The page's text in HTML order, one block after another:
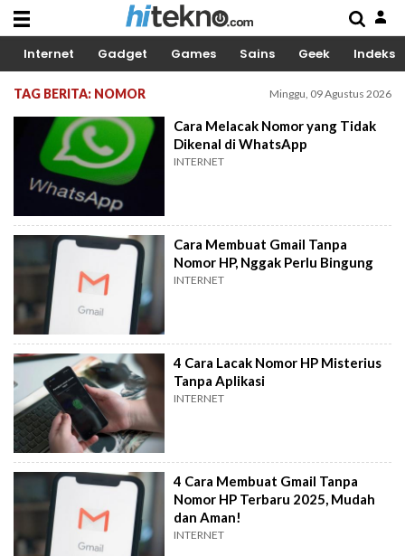
Internet Gadget Games Sains Geek Indeks
TAG BERITA: NOMOR Minggu, 09 Agustus 2026
Cara Melacak Nomor yang Tidak
Dikenal di WhatsApp
INTERNET
Cara Membuat Gmail Tanpa
Nomor HP, Nggak Perlu Bingung
INTERNET
4 Cara Lacak Nomor HP Misterius
Tanpa Aplikasi
INTERNET
4 Cara Membuat Gmail Tanpa
Nomor HP Terbaru 2025, Mudah
dan Aman!
INTERNET